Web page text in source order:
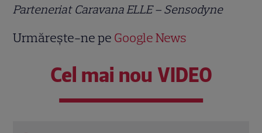
Parteneriat Caravana ELLE – Sensodyne
Urmărește-ne pe Google News
Cel mai nou VIDEO